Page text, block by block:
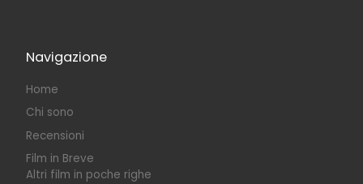
Navigazione
Home
Chi sono
Recensioni
Film in Breve
Altri film in poche righe